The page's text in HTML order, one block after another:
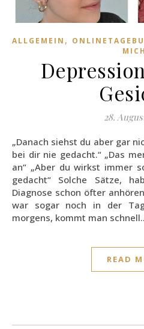
ALLGEMEIN ,
MICH
28.
„Danach siehst du aber gar nicht aus.“ „Sowas hätte ich,
bei dir nie gedacht.“ „Das
an“ „Aber du wirkst immer
gedacht“ Solche Sätze,
Diagnose schon öfter
war sogar noch in der
morgens, kommt man
READ